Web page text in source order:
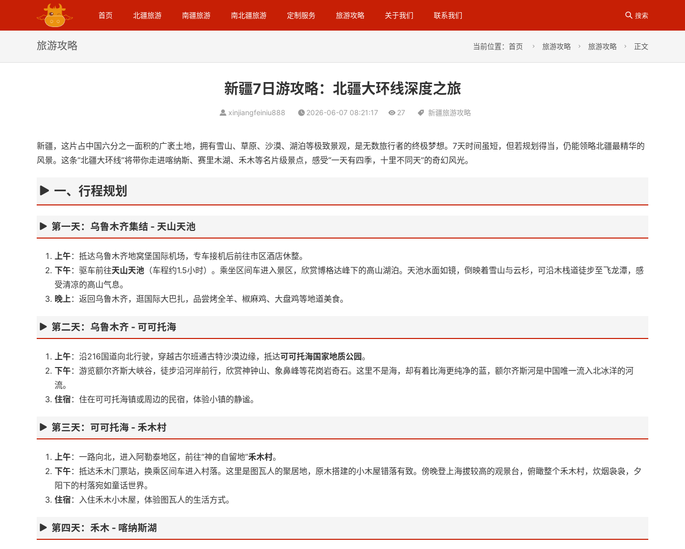
首页 北疆旅游 南疆旅游 南北疆旅游 定制服务 旅游攻略 关于我们 联系我们  搜索
旅游攻略 当前位置： 首页  旅游攻略  旅游攻略  正文
新疆7日游攻略：北疆大环线深度之旅
xinjiangfeiniu888 2026-06-07 08:21:17 27 新疆旅游攻略
新疆，这片占中国六分之一面积的广袤土地，拥有雪山、草原、沙漠、湖泊等极致景观，是无数旅行者的终极梦想。7天时间虽短，但若规划得当，仍能领略北疆最精华的
风景。这条“北疆大环线”将带你走进喀纳斯、赛里木湖、禾木等名片级景点，感受“一天有四季，十里不同天”的奇幻风光。
一、行程规划
第一天：乌鲁木齐集结 - 天山天池
上午：抵达乌鲁木齐地窝堡国际机场，专车接机后前往市区酒店休整。
下午：驱车前往天山天池 （车程约1.5小时）。乘坐区间车进入景区，欣赏博格达峰下的高山湖泊。天池水面如镜，倒映着雪山与云杉，可沿木栈道徒步至飞龙潭，感
受清凉的高山气息。
晚上：返回乌鲁木齐，逛国际大巴扎，品尝烤全羊、椒麻鸡、大盘鸡等地道美食。
第二天：乌鲁木齐 - 可可托海
上午：沿216国道向北行驶，穿越古尔班通古特沙漠边缘，抵达可可托海国家地质公园。
下午：游览额尔齐斯大峡谷，徒步沿河岸前行，欣赏神钟山、象鼻峰等花岗岩奇石。这里不是海，却有着比海更纯净的蓝，额尔齐斯河是中国唯一流入北冰洋的河
流。
住宿：住在可可托海镇或周边的民宿，体验小镇的静谧。
第三天：可可托海 - 禾木村
上午：一路向北，进入阿勒泰地区，前往“神的自留地”禾木村。
下午：抵达禾木门票站，换乘区间车进入村落。这里是图瓦人的聚居地，原木搭建的小木屋错落有致。傍晚登上海拔较高的观景台，俯瞰整个禾木村，炊烟袅袅，夕
阳下的村落宛如童话世界。
住宿：入住禾木小木屋，体验图瓦人的生活方式。
第四天：禾木 - 喀纳斯湖